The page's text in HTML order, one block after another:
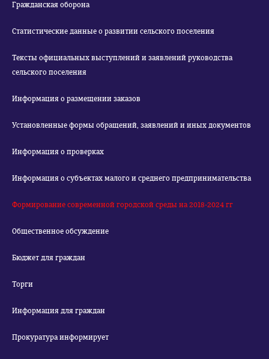
Гражданская оборона
Статистические данные о развитии сельского поселения
Тексты официальных выступлений и заявлений руководства
сельского поселения
Информация о размещении заказов
Установленные формы обращений, заявлений и иных документов
Информация о проверках
Информация о субъектах малого и среднего предпринимательства
Формирование современной городской среды на 2018-2024 гг
Общественное обсуждение
Бюджет для граждан
Торги
Информация для граждан
Прокуратура информирует